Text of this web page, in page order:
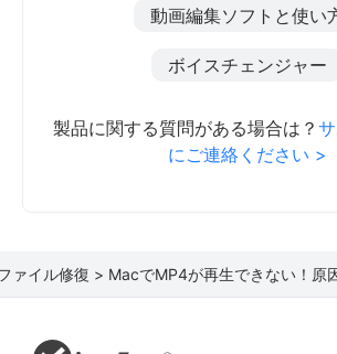
動画編集ソフトと使い
ボイスチェンジャー
製品に関する質問がある場合は？
にご連絡ください >
ァイル修復 > MacでMP4が再生できない！原